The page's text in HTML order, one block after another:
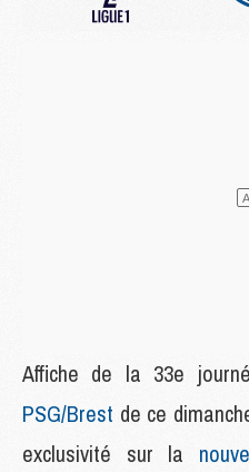
Affiche de la 33e
PSG/Brest de ce
exclusivité sur la